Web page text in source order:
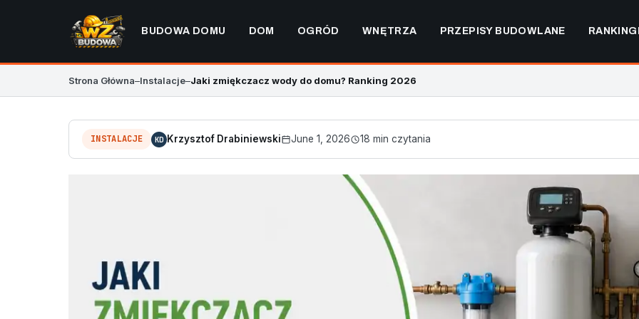
BUDOWA DOMU DOM OGRÓD WNĘTRZA PRZEPISY BUDOWLANE
Strona Główna–Instalacje–Jaki zmiękczacz wody do domu? Ranking 2026
INSTALACJE KD Krzysztof Drabiniewski June 1, 2026 18 min czytania